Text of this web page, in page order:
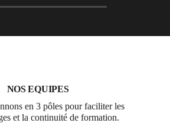
NOS EQUIPES
en 3 pôles pour faciliter les
et la continuité de formation.